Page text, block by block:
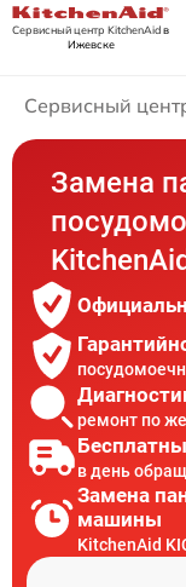
Сервисный центр KitchenAidв
Ижевске
Сервисный
Замена
ремонт по
в день
Замена
машины
KitchenAid